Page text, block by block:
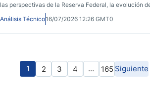
las perspectivas de la Reserva Federal, la evolución
impacto de la incertidumbre geopolítica sobre el dólar.
Análisis Técnico16/07/2026 12:26 GMT0
1 2 3 4 … 165 Siguiente